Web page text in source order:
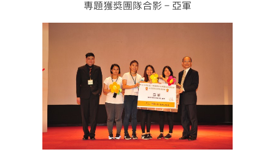
專題獲獎團隊合影－亞軍